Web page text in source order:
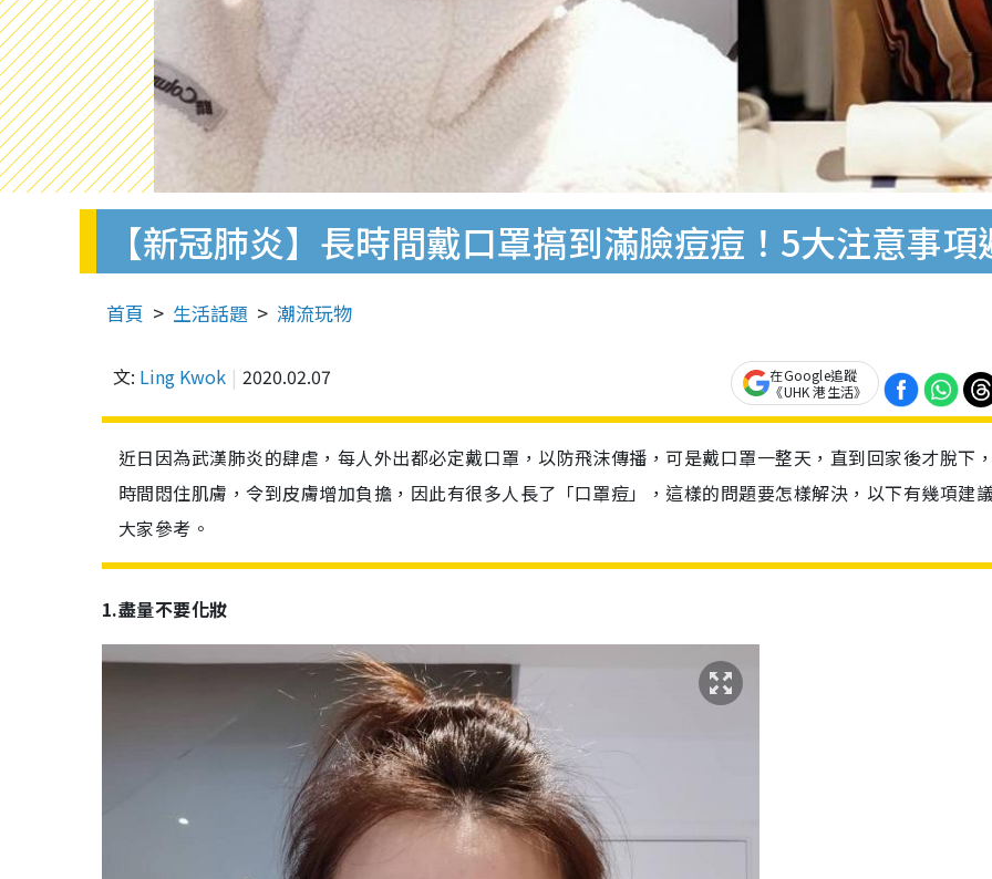
【新冠肺炎】長時間戴口罩搞到滿臉痘痘！5大注意事
首頁 生活話題 潮流玩物
文: Ling Kwok 2020.02.07
在Google追蹤
《UHK 港生活》
近日因為武漢肺炎的肆虐，每人外出都必定戴口罩，以防飛沫傳播，可是戴口罩一整天，直到回家後才脫下
時間悶住肌膚，令到皮膚增加負擔，因此有很多人長了「口罩痘」，這樣的問題要怎樣解決，以下有幾項建
大家參考。
1.盡量不要化妝